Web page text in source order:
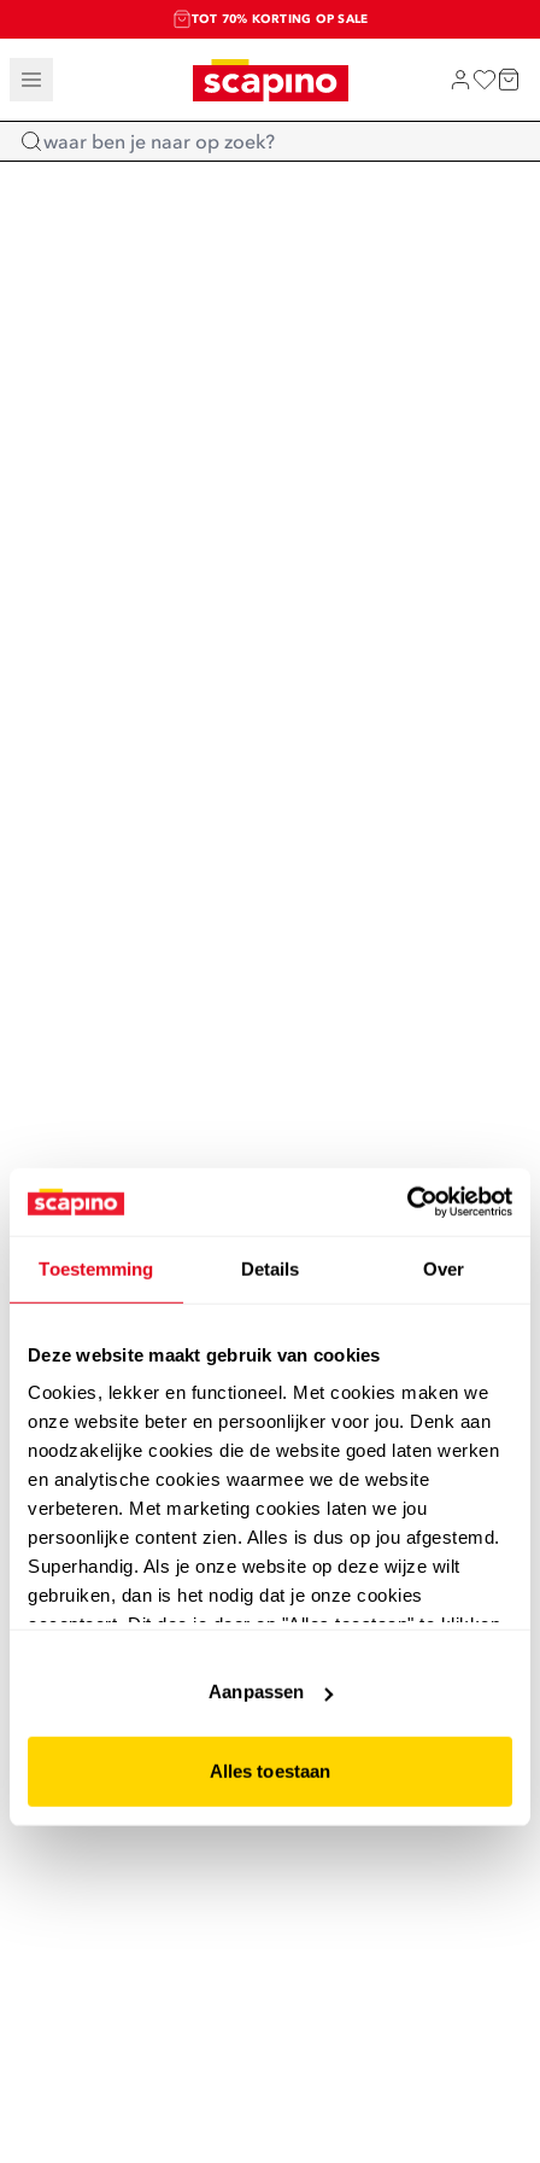
Toestemming Details Over
Deze website maakt gebruik van cookies
Cookies, lekker en functioneel. Met cookies maken we
onze website beter en persoonlijker voor jou. Denk aan
noodzakelijke cookies die de website goed laten werken
en analytische cookies waarmee we de website
verbeteren. Met marketing cookies laten we jou
persoonlijke content zien. Alles is dus op jou afgestemd.
Superhandig. Als je onze website op deze wijze wilt
gebruiken, dan is het nodig dat je onze cookies
accepteert. Dit doe je door op "Alles toestaan" te klikken.
website niet optimaal functioneert.
Aanpassen
Alles toestaan
TOT 70% KORTING OP SALE
SALE: LAATSTE KANS!
SHOP NIEUW
Home